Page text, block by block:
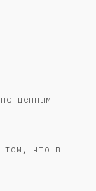
ценным
том, что в